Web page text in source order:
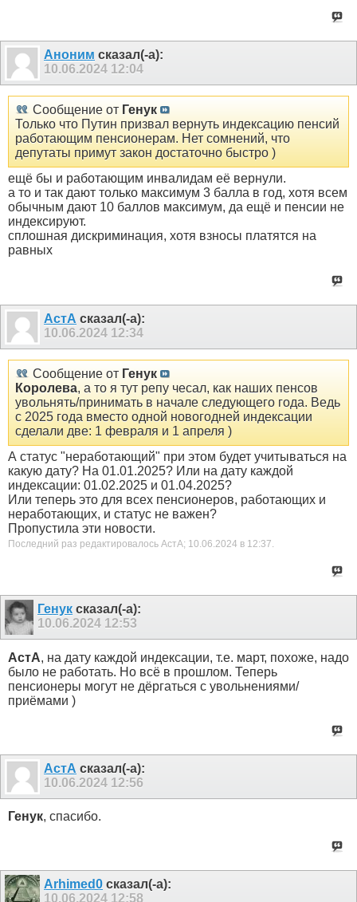
Аноним сказал(-а):
10.06.2024 12:04
Сообщение от Генук
Только что Путин призвал вернуть индексацию пенсий
работающим пенсионерам. Нет сомнений, что
депутаты примут закон достаточно быстро )
ещё бы и работающим инвалидам её вернули.
а то и так дают только максимум 3 балла в год, хотя всем
обычным дают 10 баллов максимум, да ещё и пенсии не
индексируют.
сплошная дискриминация, хотя взносы платятся на
равных
АстА сказал(-а):
10.06.2024 12:34
Сообщение от Генук
Королева, а то я тут репу чесал, как наших пенсов
увольнять/принимать в начале следующего года. Ведь
с 2025 года вместо одной новогодней индексации
сделали две: 1 февраля и 1 апреля )
А статус "неработающий" при этом будет учитываться на
какую дату? На 01.01.2025? Или на дату каждой
индексации: 01.02.2025 и 01.04.2025?
Или теперь это для всех пенсионеров, работающих и
неработающих, и статус не важен?
Пропустила эти новости.
Последний раз редактировалось АстА; 10.06.2024 в 12:37.
Генук сказал(-а):
10.06.2024 12:53
АстА, на дату каждой индексации, т.е. март, похоже, надо
было не работать. Но всё в прошлом. Теперь
пенсионеры могут не дёргаться с увольнениями/
приёмами )
АстА сказал(-а):
10.06.2024 12:56
Генук, спасибо.
Arhimed0 сказал(-а):
10.06.2024 12:58